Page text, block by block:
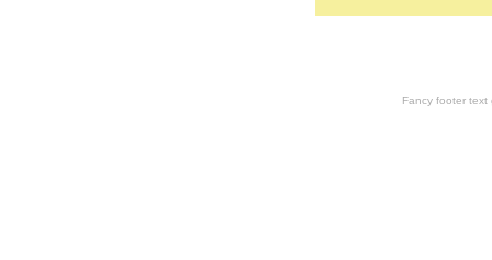
Fancy footer